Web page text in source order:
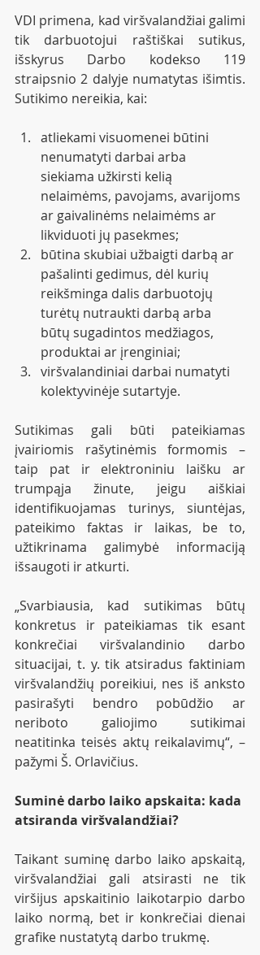
VDI primena, kad viršvalandžiai galimi
tik darbuotojui raštiškai sutikus,
išskyrus Darbo kodekso 119
straipsnio 2 dalyje numatytas išimtis.
Sutikimo nereikia, kai:
atliekami visuomenei būtini
nenumatyti darbai arba
siekiama užkirsti kelią
nelaimėms, pavojams, avarijoms
ar gaivalinėms nelaimėms ar
likviduoti jų pasekmes;
būtina skubiai užbaigti darbą ar
pašalinti gedimus, dėl kurių
reikšminga dalis darbuotojų
turėtų nutraukti darbą arba
būtų sugadintos medžiagos,
produktai ar įrenginiai;
viršvalandiniai darbai numatyti
kolektyvinėje sutartyje.
Sutikimas gali būti pateikiamas
įvairiomis rašytinėmis formomis –
taip pat ir elektroniniu laišku ar
trumpąja žinute, jeigu aiškiai
identifikuojamas turinys, siuntėjas,
pateikimo faktas ir laikas, be to,
užtikrinama galimybė informaciją
išsaugoti ir atkurti.
„Svarbiausia, kad sutikimas būtų
konkretus ir pateikiamas tik esant
konkrečiai viršvalandinio darbo
situacijai, t. y. tik atsiradus faktiniam
viršvalandžių poreikiui, nes iš anksto
pasirašyti bendro pobūdžio ar
neriboto galiojimo sutikimai
neatitinka teisės aktų reikalavimų“, –
pažymi Š. Orlavičius.
Suminė darbo laiko apskaita: kada
atsiranda viršvalandžiai?
Taikant suminę darbo laiko apskaitą,
viršvalandžiai gali atsirasti ne tik
viršijus apskaitinio laikotarpio darbo
laiko normą, bet ir konkrečiai dienai
grafike nustatytą darbo trukmę.